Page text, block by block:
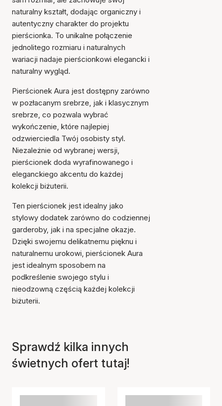
do koszyka
naturalny kształt, dodając organiczny i
autentyczny charakter do projektu
pierścionka. To unikalne połączenie
jednolitego rozmiaru i naturalnych
wariacji nadaje pierścionkowi elegancki i
naturalny wygląd.
Pierścionek Aura jest dostępny zarówno
w pozłacanym srebrze, jak i klasycznym
srebrze, co pozwala wybrać
wykończenie, które najlepiej
odzwierciedla Twój osobisty styl.
Niezależnie od wybranej wersji,
pierścionek doda wyrafinowanego i
eleganckiego akcentu do każdej
kolekcji biżuterii.
Ten pierścionek jest idealny jako
stylowy dodatek zarówno do codziennej
garderoby, jak i na specjalne okazje.
Dzięki swojemu delikatnemu pięknu i
naturalnemu urokowi, pierścionek Aura
jest idealnym sposobem na
podkreślenie swojego stylu i
nieodzowną częścią każdej kolekcji
biżuterii.
Sprawdź kilka innych
świetnych ofert tutaj!